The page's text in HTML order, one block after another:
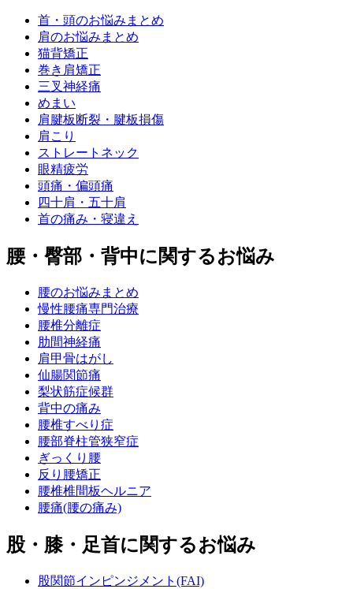
首・頭のお悩みまとめ
肩のお悩みまとめ
猫背矯正
巻き肩矯正
三叉神経痛
めまい
肩腱板断裂・腱板損傷
肩こり
ストレートネック
眼精疲労
頭痛・偏頭痛
四十肩・五十肩
首の痛み・寝違え
腰・臀部・背中に関するお悩み
腰のお悩みまとめ
慢性腰痛専門治療
腰椎分離症
肋間神経痛
肩甲骨はがし
仙腸関節痛
梨状筋症候群
背中の痛み
腰椎すべり症
腰部脊柱管狭窄症
ぎっくり腰
反り腰矯正
腰椎椎間板ヘルニア
腰痛(腰の痛み)
股・膝・足首に関するお悩み
股関節インピンジメント(FAI)